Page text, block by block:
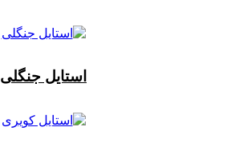
استایل جنگلی